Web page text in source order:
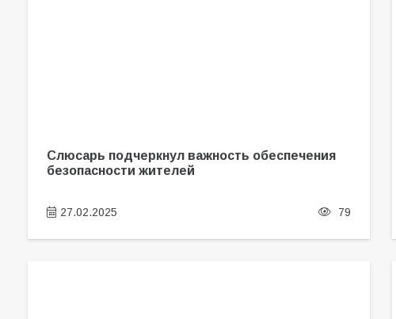
Слюсарь подчеркнул важность обеспечения
безопасности жителей
27.02.2025 79